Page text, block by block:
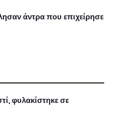
άντρα που επιχείρησε
φυλακίστηκε σε